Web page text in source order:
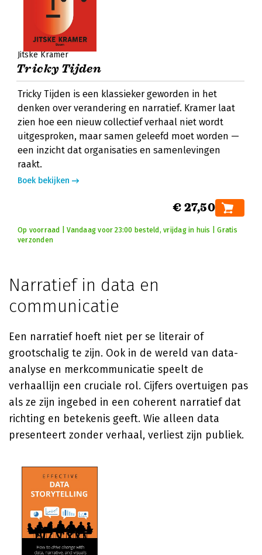
Jitske Kramer
Tricky Tijden
Tricky Tijden is een klassieker geworden in het
denken over verandering en narratief. Kramer laat
zien hoe een nieuw collectief verhaal niet wordt
uitgesproken, maar samen geleefd moet worden —
een inzicht dat organisaties en samenlevingen
raakt.
Boek bekijken
€ 27,50
Op voorraad | Vandaag voor 23:00 besteld, vrijdag in huis | Gratis
verzonden
Narratief in data en
communicatie
Een narratief hoeft niet per se literair of
grootschalig te zijn. Ook in de wereld van data-
analyse en merkcommunicatie speelt de
verhaallijn een cruciale rol. Cijfers overtuigen pas
als ze zijn ingebed in een coherent narratief dat
richting en betekenis geeft. Wie alleen data
presenteert zonder verhaal, verliest zijn publiek.